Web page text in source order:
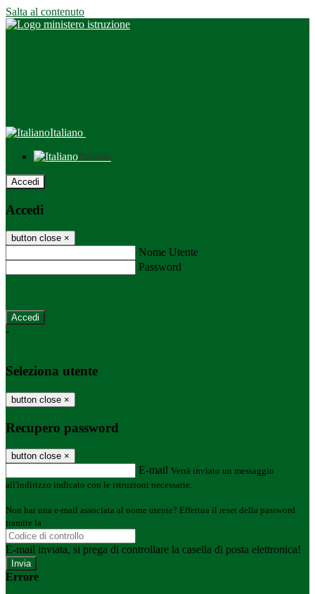
Salta al contenuto
Italiano
Italiano
Accedi
Accedi
button close ×
Nome Utente
Password
-
Seleziona utente
button close ×
Recupero password
button close ×
E-mail Verrà inviato un messaggio
all'indirizzo indicato con le istruzioni necessarie.
Non hai una e-mail associata al nome utente? Effettua il reset della password
tramite la
E-mail inviata, si prega di controllare la casella di posta elettronica!
Errore